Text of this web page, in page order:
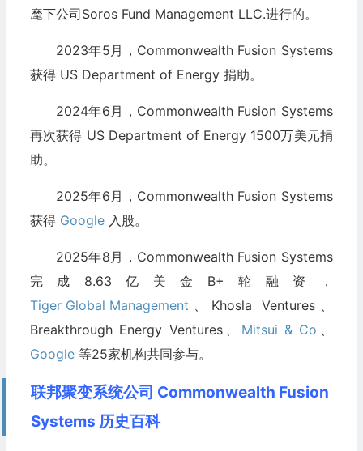
麾下公司Soros Fund Management LLC.进行的。
2023年5月，Commonwealth Fusion Systems
获得 US Department of Energy 捐助。
2024年6月，Commonwealth Fusion Systems
再次获得 US Department of Energy 1500万美元捐
助。
2025年6月，Commonwealth Fusion Systems
获得 Google入股。
2025年8月，Commonwealth Fusion Systems
完成8.63亿美金B+轮融资，
Tiger Global Management 、Khosla Ventures、
Breakthrough Energy Ventures、 Mitsui & Co
Google等25家机构共同参与。
联邦聚变系统公司 Commonwealth Fusion
Systems 历史百科